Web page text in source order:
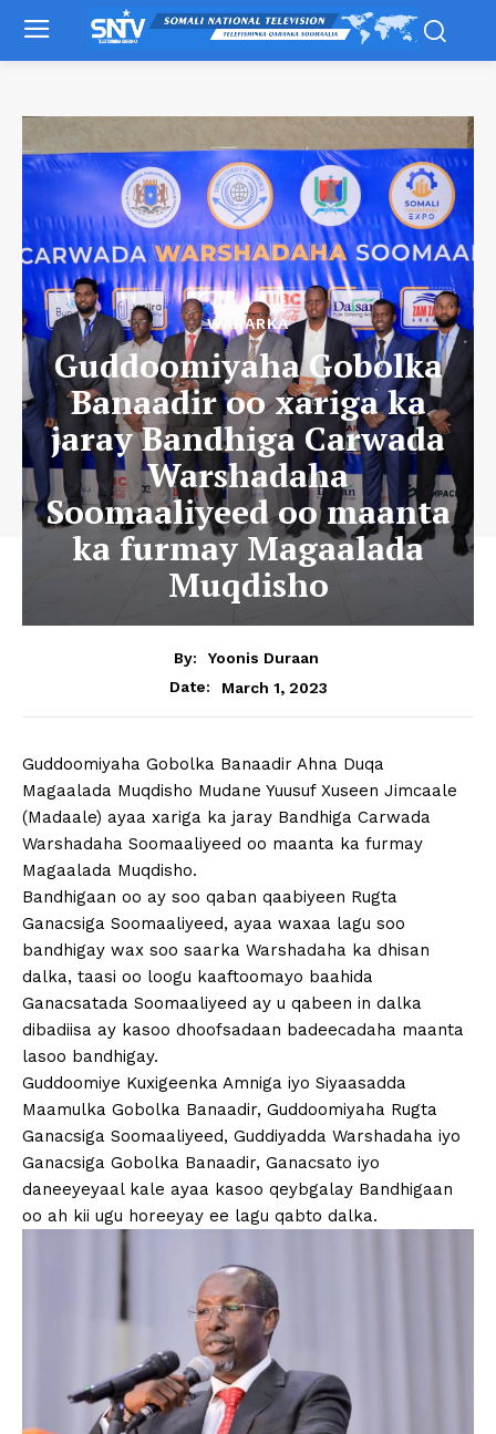
WARARKA
Guddoomiyaha Gobolka
Banaadir oo xariga ka
jaray Bandhiga Carwada
Warshadaha
Soomaaliyeed oo maanta
ka furmay Magaalada
Muqdisho
By:
Yoonis Duraan
Date:
March 1, 2023
Guddoomiyaha Gobolka Banaadir Ahna Duqa
Magaalada Muqdisho Mudane Yuusuf Xuseen Jimcaale
(Madaale) ayaa xariga ka jaray Bandhiga Carwada
Warshadaha Soomaaliyeed oo maanta ka furmay
Magaalada Muqdisho.
Bandhigaan oo ay soo qaban qaabiyeen Rugta
Ganacsiga Soomaaliyeed, ayaa waxaa lagu soo
bandhigay wax soo saarka Warshadaha ka dhisan
dalka, taasi oo loogu kaaftoomayo baahida
Ganacsatada Soomaaliyeed ay u qabeen in dalka
dibadiisa ay kasoo dhoofsadaan badeecadaha maanta
lasoo bandhigay.
Guddoomiye Kuxigeenka Amniga iyo Siyaasadda
Maamulka Gobolka Banaadir, Guddoomiyaha Rugta
Ganacsiga Soomaaliyeed, Guddiyadda Warshadaha iyo
Ganacsiga Gobolka Banaadir, Ganacsato iyo
daneeyeyaal kale ayaa kasoo qeybgalay Bandhigaan
oo ah kii ugu horeeyay ee lagu qabto dalka.